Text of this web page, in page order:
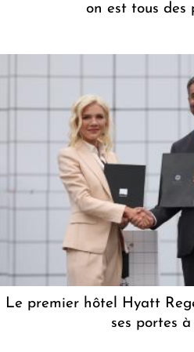
on est tous des
Le premier hôtel Hyatt
ses portes